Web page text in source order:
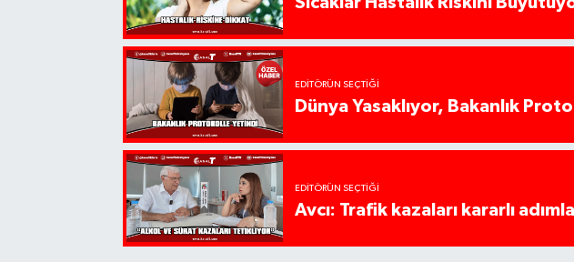
EDITÖRÜN SEÇTIĞI
Dünya Yasaklıyor, Bakanlık
EDITÖRÜN SEÇTIĞI
Avcı: Trafik kazaları kararlı